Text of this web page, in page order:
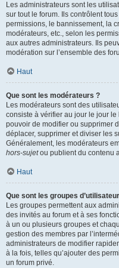
Les administrateurs sont les
sur tout le forum. Ils contrôlent
permissions, le bannissement, la
modérateurs, etc., selon les
aux autres administrateurs. Ils
modération sur l’ensemble des
Haut
Que sont les modérateurs ?
Les modérateurs sont des
consiste à vérifier au jour le jour
pouvoir de modifier ou supprimer
déplacer, supprimer et diviser les
Généralement, les modérateurs
hors-sujetou publient du contenu
Haut
Que sont les groupes
Les groupes permettent aux
des invités au forum et à ses
à un ou plusieurs groupes et
gestion des membres par
administrateurs de modifier
à la fois, telles qu’ajouter des
un forum privé.